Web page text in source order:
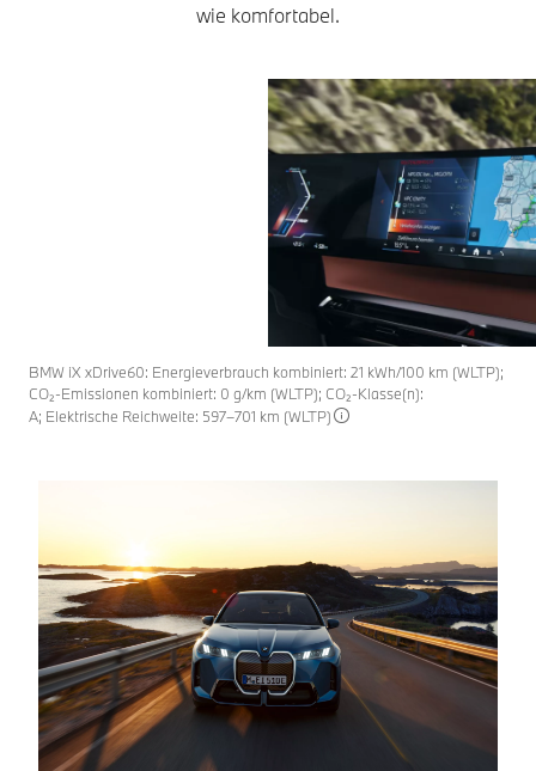
wie komfortabel.
BMW iX xDrive60: Energieverbrauch kombiniert: 21 kWh/100 km (WLTP);
CO₂-Emissionen kombiniert: 0 g/km (WLTP); CO₂-Klasse(n):
A; Elektrische Reichweite: 597–701 km (WLTP)